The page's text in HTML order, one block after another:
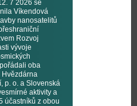
7 2026 se
Víkendová
nanosatelitů
Rozvoj
vývoje
oba
Hvězdárna
p. o. a Slovenská
aktivity a
účastníků z obou